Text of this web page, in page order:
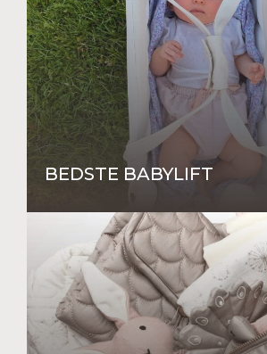
BEDSTE BABYLIFT